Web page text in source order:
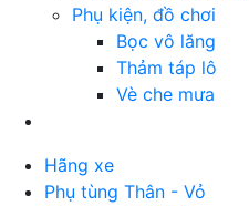
Phụ kiện, đồ chơi
Bọc vô lăng
Thảm táp lô
Vè che mưa
Hãng xe
Phụ tùng Thân - Vỏ